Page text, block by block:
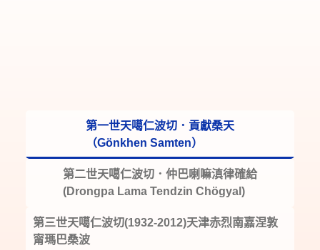
第一世天噶仁波切．貢獻桑天
（Gönkhen Samten）
第二世天噶仁波切．仲巴喇嘛滇律確給
(Drongpa Lama Tendzin Chögyal)
第三世天噶仁波切(1932-2012)天津赤烈南嘉涅敦
甯瑪巴桑波